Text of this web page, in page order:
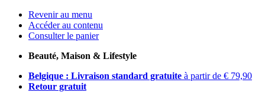
Revenir au menu
Accéder au contenu
Consulter le panier
Beauté, Maison & Lifestyle
Belgique : Livraison standard gratuite à partir de € 79,90
Retour gratuit